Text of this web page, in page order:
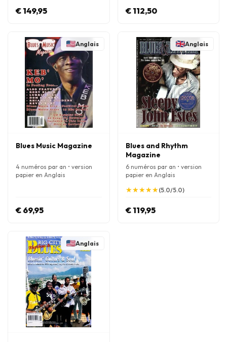
€ 149,95 € 112,50
Anglais
Blues Music Magazine
4 numéros par an • version
papier en Anglais
€ 69,95
Anglais
Blues and Rhythm
Magazine
6 numéros par an • version
papier en Anglais
★
★★
★★
★★
★★
★(5.0/5.0)
€ 119,95
Anglais